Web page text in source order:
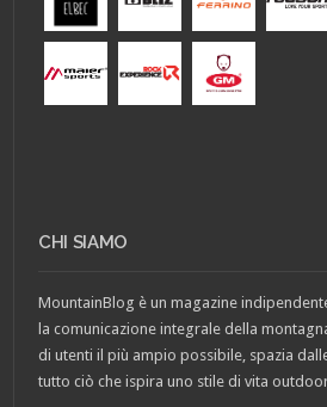
CHI SIAMO
MountainBlog è un magazine
la comunicazione integrale della
di utenti il più ampio possibile, spazia
tutto ciò che ispira uno stile di vita